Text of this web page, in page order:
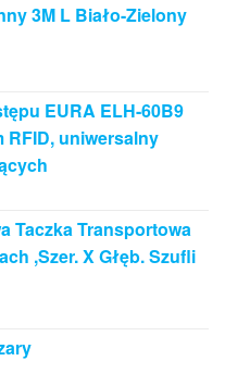
3M L Biało-Zielony
EURA ELH-60B9
RFID, uniwersalny
Taczka Transportowa
,Szer. X Głęb. Szufli